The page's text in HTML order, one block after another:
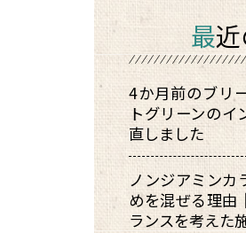
最
4か月前のブリ
トグリーンの
直しました
ノンジアミンカ
めを混ぜる理由
ランスを考えた